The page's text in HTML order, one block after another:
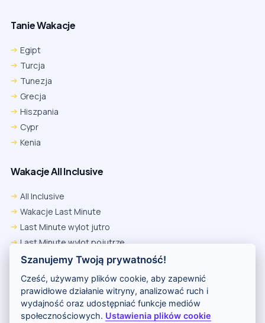
Tanie Wakacje
Egipt
Turcja
Tunezja
Grecja
Hiszpania
Cypr
Kenia
Wakacje All Inclusive
All Inclusive
Wakacje Last Minute
Last Minute wylot jutro
Last Minute wylot pojutrze
Przedsprzedaż LATO 2026
Egzotyka
Wycieczki
Wczasy za granicą
Firefox
firm → ustaw „Zezwalaj”.
Na czas rezerwacji nie blokuj cookies i śledzenia dla tej witryny.
Szanujemy Twoją prywatność!
Cześć, używamy plików cookie, aby zapewnić
prawidłowe działanie witryny, analizować ruch i
wydajność oraz udostępniać funkcje mediów
społecznościowych. Ustawienia plików cookie